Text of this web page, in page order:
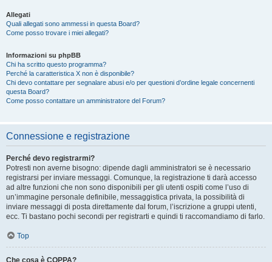
Allegati
Quali allegati sono ammessi in questa Board?
Come posso trovare i miei allegati?
Informazioni su phpBB
Chi ha scritto questo programma?
Perché la caratteristica X non è disponibile?
Chi devo contattare per segnalare abusi e/o per questioni d’ordine legale concernenti
questa Board?
Come posso contattare un amministratore del Forum?
Connessione e registrazione
Perché devo registrarmi?
Potresti non averne bisogno: dipende dagli amministratori se è necessario
registrarsi per inviare messaggi. Comunque, la registrazione ti darà accesso
ad altre funzioni che non sono disponibili per gli utenti ospiti come l’uso di
un’immagine personale definibile, messaggistica privata, la possibilità di
inviare messaggi di posta direttamente dal forum, l’iscrizione a gruppi utenti,
ecc. Ti bastano pochi secondi per registrarti e quindi ti raccomandiamo di farlo.
Top
Che cosa è COPPA?